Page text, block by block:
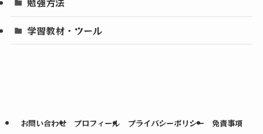
学習教材・ツール
お問い合わせ プロフィール プライバシーポリシー
免責事項